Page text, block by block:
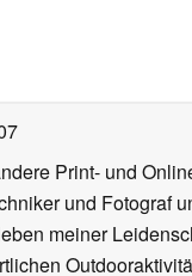
Print- und
und Fotograf
meiner